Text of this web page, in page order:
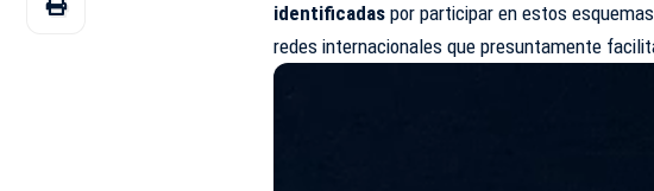
identificadaspor participar en estos
redes internacionales que presuntamente